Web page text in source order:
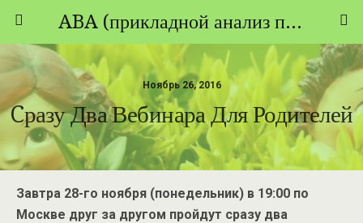
ABA (прикладной анализ поведения) - ТЕОРИЯ И ПРАКТИКА
Ноябрь 26, 2016
Cразу Два Вебинара Для Родителей
Завтра 28-го ноября (понедельник) в 19:00 по
Москве друг за другом пройдут сразу два